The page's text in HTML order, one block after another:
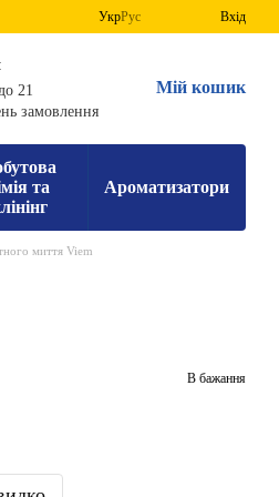
УкрРус Вхід
21
замовлення
Мій кошик
та
Ароматизатори
миття Viem
В бажання